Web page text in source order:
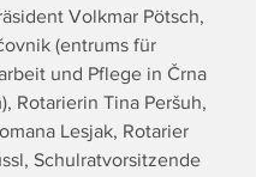
Volkmar Pötsch,
(entrums für
und Pflege in Črna
Rotarierin Tina Peršuh,
Lesjak, Rotarier
Schulratvorsitzende